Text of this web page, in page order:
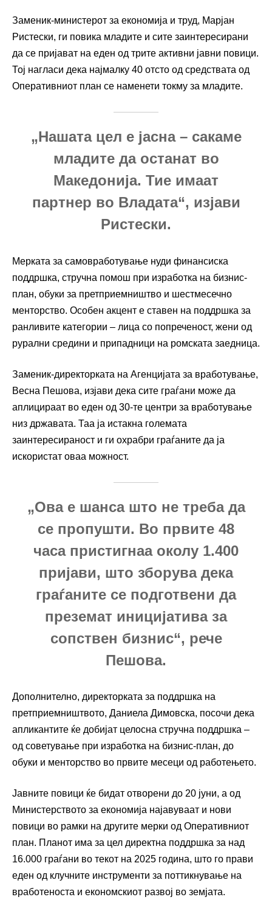
Заменик-министерот за економија и труд, Марјан
Ристески, ги повика младите и сите заинтересирани
да се пријават на еден од трите активни јавни повици.
Тој нагласи дека најмалку 40 отсто од средствата од
Оперативниот план се наменети токму за младите.
„Нашата цел е јасна – сакаме
младите да останат во
Македонија. Тие имаат
партнер во Владата“, изјави
Ристески.
Мерката за самовработување нуди финансиска
поддршка, стручна помош при изработка на бизнис-
план, обуки за претприемништво и шестмесечно
менторство. Особен акцент е ставен на поддршка за
ранливите категории – лица со попреченост, жени од
рурални средини и припадници на ромската заедница.
Заменик-директорката на Агенцијата за вработување,
Весна Пешова, изјави дека сите граѓани може да
аплицираат во еден од 30-те центри за вработување
низ државата. Таа ја истакна големата
заинтересираност и ги охрабри граѓаните да ја
искористат оваа можност.
„Ова е шанса што не треба да
се пропушти. Во првите 48
часа пристигнаа околу 1.400
пријави, што зборува дека
граѓаните се подготвени да
преземат иницијатива за
сопствен бизнис“, рече
Пешова.
Дополнително, директорката за поддршка на
претприемништвото, Даниела Димовска, посочи дека
апликантите ќе добијат целосна стручна поддршка –
од советување при изработка на бизнис-план, до
обуки и менторство во првите месеци од работењето.
Јавните повици ќе бидат отворени до 20 јуни, а од
Министерството за економија најавуваат и нови
повици во рамки на другите мерки од Оперативниот
план. Планот има за цел директна поддршка за над
16.000 граѓани во текот на 2025 година, што го прави
еден од клучните инструменти за поттикнување на
вработеноста и економскиот развој во земјата.